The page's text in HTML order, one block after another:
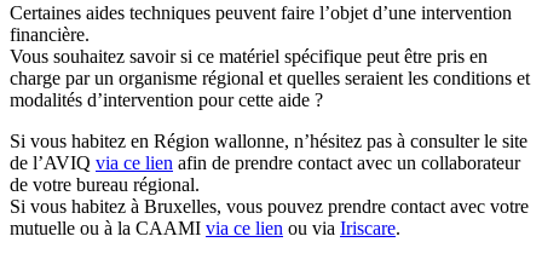
Certaines aides techniques peuvent faire l’objet d’une intervention
financière.
Vous souhaitez savoir si ce matériel spécifique peut être pris en
charge par un organisme régional et quelles seraient les conditions et
modalités d’intervention pour cette aide ?
Si vous habitez en Région wallonne, n’hésitez pas à consulter le site
de l’AVIQ via ce lien afin de prendre contact avec un collaborateur
de votre bureau régional.
Si vous habitez à Bruxelles, vous pouvez prendre contact avec votre
mutuelle ou à la CAAMI via ce lien ou via Iriscare.